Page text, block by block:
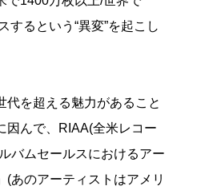
するという“異変”を起こし
代を超える魅力があること
因んで、RIAA(全米レコー
バムセールスにおけるアー
(あのアーティストはアメリ